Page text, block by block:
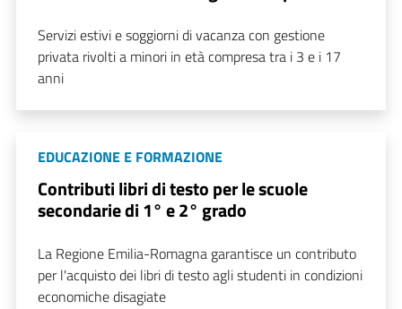
Servizi estivi e soggiorni di vacanza con gestione
privata rivolti a minori in età compresa tra i 3 e i 17
anni
EDUCAZIONE E FORMAZIONE
Contributi libri di testo per le scuole
secondarie di 1° e 2° grado
La Regione Emilia-Romagna garantisce un contributo
per l'acquisto dei libri di testo agli studenti in condizioni
economiche disagiate